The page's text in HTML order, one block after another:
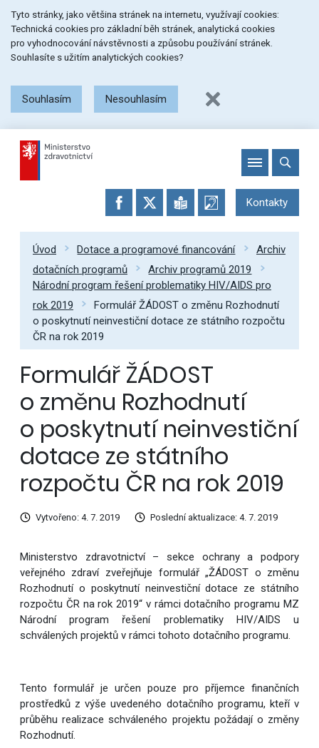
na
menu
na
obsah
na
patičku
stránky
Tyto stránky, jako většina stránek na internetu, využívají cookies:
Technická cookies pro základní běh stránek, analytická cookies
pro vyhodnocování návstěvnosti a způsobu používání stránek.
Souhlasíte s užitím analytických cookies?
Souhlasím Nesouhlasím
Kontakty
Úvod Dotace a programové financování
Archiv
dotačních programů
Archiv programů 2019
Národní program řešení problematiky HIV/AIDS pro
rok 2019
Formulář ŽÁDOST o změnu Rozhodnutí
o poskytnutí neinvestiční dotace ze státního rozpočtu
ČR na rok 2019
Formulář ŽÁDOST
o změnu Rozhodnutí
o poskytnutí neinvestiční
dotace ze státního
rozpočtu ČR na rok 2019
Vytvořeno: 4. 7. 2019 Poslední aktualizace: 4. 7. 2019
Ministerstvo zdravotnictví – sekce ochrany a podpory
veřejného zdraví zveřejňuje formulář „ŽÁDOST o změnu
Rozhodnutí o poskytnutí neinvestiční dotace ze státního
rozpočtu ČR na rok 2019“ v rámci dotačního programu MZ
Národní program řešení problematiky HIV/AIDS u
schválených projektů v rámci tohoto dotačního programu.
Tento formulář je určen pouze pro příjemce finančních
prostředků z výše uvedeného dotačního programu, kteří v
průběhu realizace schváleného projektu požádají o změny
Rozhodnutí.